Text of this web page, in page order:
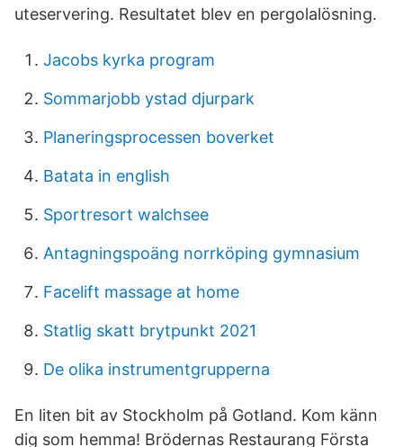
uteservering. Resultatet blev en pergolalösning.
Jacobs kyrka program
Sommarjobb ystad djurpark
Planeringsprocessen boverket
Batata in english
Sportresort walchsee
Antagningspoäng norrköping gymnasium
Facelift massage at home
Statlig skatt brytpunkt 2021
De olika instrumentgrupperna
En liten bit av Stockholm på Gotland. Kom känn
dig som hemma! Brödernas Restaurang Första